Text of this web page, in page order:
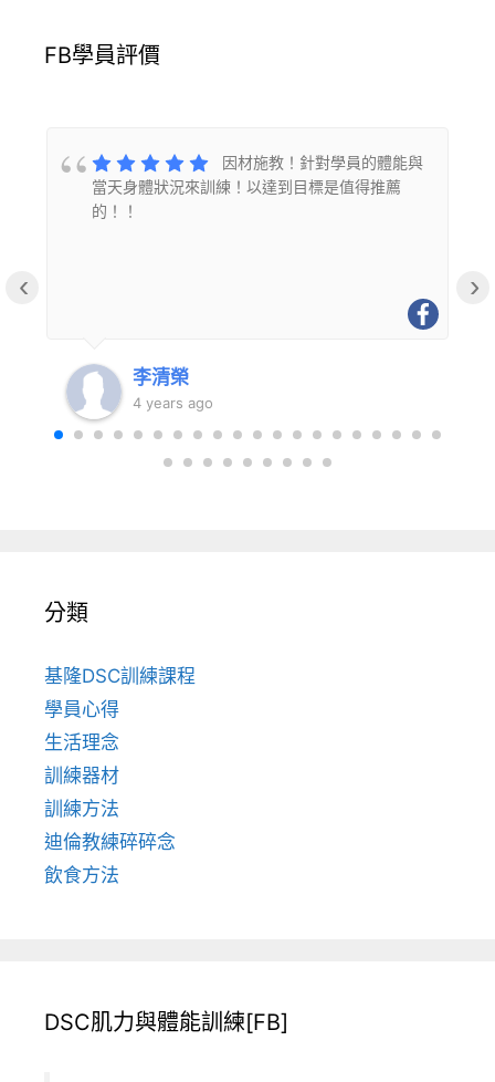
FB學員評價
因材施教！針對學員的體能與
當天身體狀況來訓練！以達到目標是值得推薦
的！！
李清榮
4 years ago
‹ ›
分類
基隆DSC訓練課程
學員心得
生活理念
訓練器材
訓練方法
迪倫教練碎碎念
飲食方法
DSC肌力與體能訓練[FB]